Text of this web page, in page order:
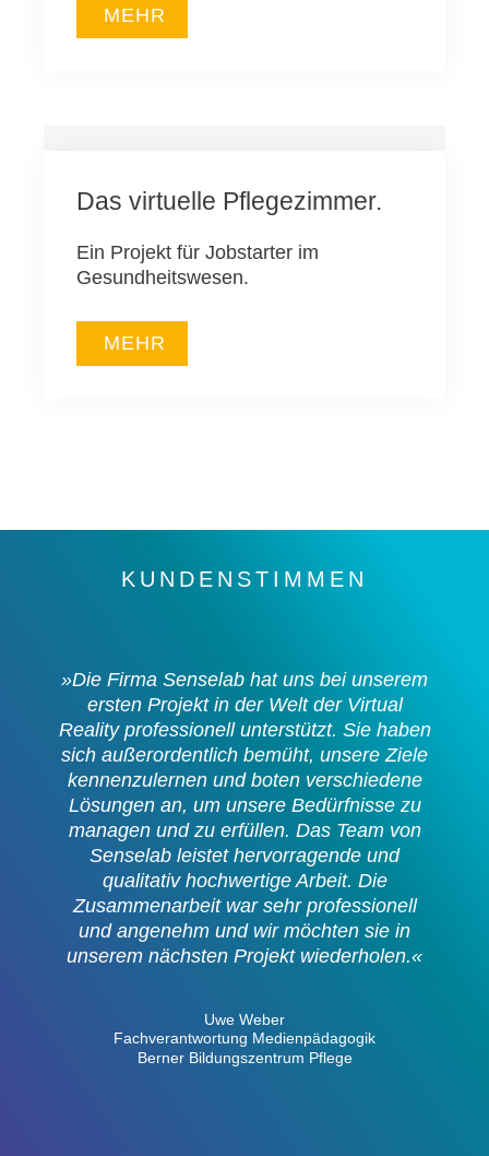
MEHR
Das virtuelle Pflegezimmer.
Ein Projekt für Jobstarter im
Gesundheitswesen.
MEHR
KUNDENSTIMMEN
»Die Firma Senselab hat uns bei unserem
ersten Projekt in der Welt der Virtual
Reality professionell unterstützt. Sie haben
sich außerordentlich bemüht, unsere Ziele
kennenzulernen und boten verschiedene
Lösungen an, um unsere Bedürfnisse zu
managen und zu erfüllen. Das Team von
Senselab leistet hervorragende und
qualitativ hochwertige Arbeit. Die
Zusammenarbeit war sehr professionell
und angenehm und wir möchten sie in
unserem nächsten Projekt wiederholen.«
Uwe Weber
Fachverantwortung Medienpädagogik
Berner Bildungszentrum Pflege